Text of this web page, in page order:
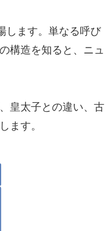
します。単なる呼び
構造を知ると、ニュ
皇太子との違い、古
ます。